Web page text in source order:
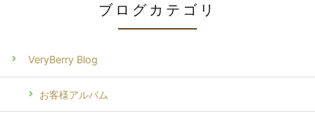
ブログカテゴリ
VeryBerry Blog
お客様アルバム